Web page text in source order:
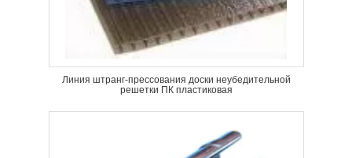
Линия штранг-прессования доски неубедительной
решетки ПК пластиковая